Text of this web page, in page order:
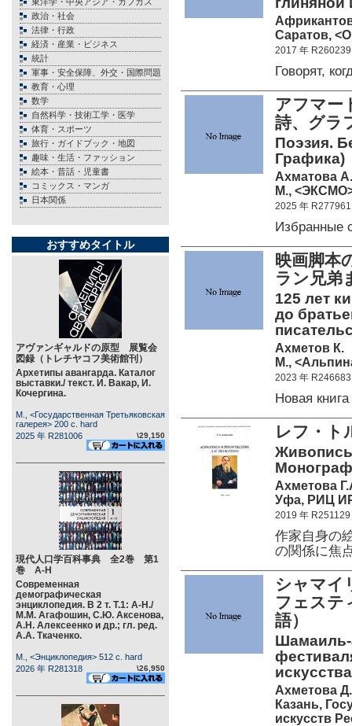
政治・社会
法律・行政
経済・産業・ビジネス
統計
軍事・安全保障、外交・国際問題
教育・心理
数学
自然科学・技術工学・医学
体育・スポーツ
旅行・ガイドブック・地図
趣味・生活・ファッション
絵本・昔話・児童書
コミックス・マンガ
日本関係
おすすめタイトル
アヴァンギャルドの原型 展覧会
図録（トレチヤコフ美術館刊）
Архетипы авангарда. Каталог
выставки./ текст. И. Вакар, И.
Кочергина.
М., <Государственная Третьяковская
галерея> 200 c. hard
2025 年 R281006
\29,150
現代人口学百科事典 全2巻 第1
巻 А-Н
Современная
демографическая
энциклопедия. В 2 т. Т.1: А-Н./
М.М. Агафошин, С.Ю. Аксенова,
А.Н. Алексеенко и др.; гл. ред.
А.А. Ткаченко.
М., <Энциклопедия> 512 c. hard
2026 年 R281318
\26,950
Саратов,
2017 年 R260239
Говорят,
アフマ
詩、グラ
Поэзия.
Графика)
Ахматова
М.,
2025 年 R277961
Избранные
映画脚本
ラン兄
125 лет
до
Ахметов К.
М.,
2023 年 R246683
Новая
レフ・ト
Живопись
Ахметова
Уфа, РИЦ
2019 年 R251129
作家自身の
の関係に焦
シャマイ
フェステ
語）
Шамаиль-
Ахметова
Казань,
искусств